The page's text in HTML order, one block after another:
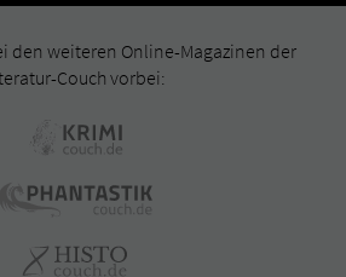
den weiteren Online-Magazinen der
Couch vorbei: